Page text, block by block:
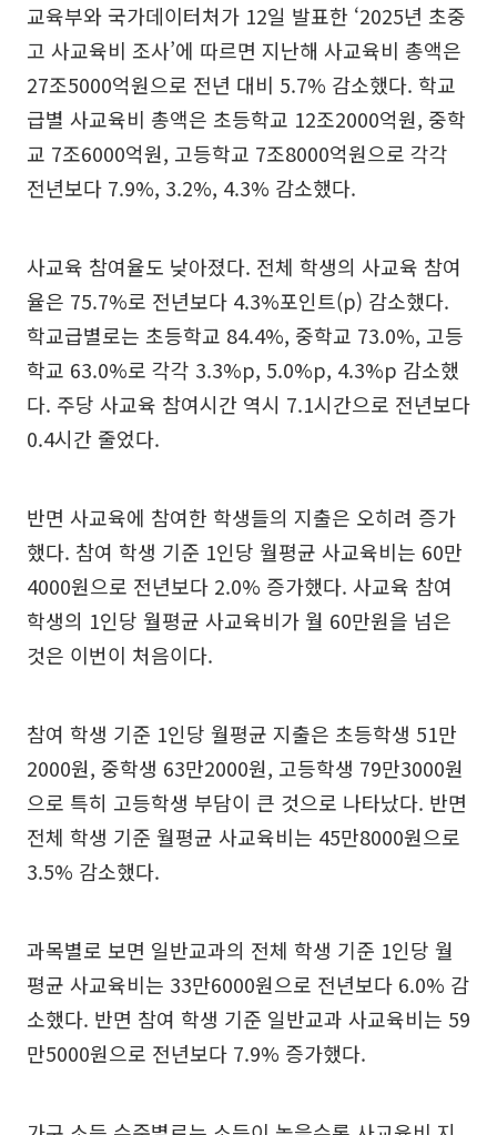
교육부와 국가데이터처가 12일 발표한 ‘2025년 초중
고 사교육비 조사’에 따르면 지난해 사교육비 총액은
27조5000억원으로 전년 대비 5.7% 감소했다. 학교
급별 사교육비 총액은 초등학교 12조2000억원, 중학
교 7조6000억원, 고등학교 7조8000억원으로 각각
전년보다 7.9%, 3.2%, 4.3% 감소했다.
사교육 참여율도 낮아졌다. 전체 학생의 사교육 참여
율은 75.7%로 전년보다 4.3%포인트(p) 감소했다.
학교급별로는 초등학교 84.4%, 중학교 73.0%, 고등
학교 63.0%로 각각 3.3%p, 5.0%p, 4.3%p 감소했
다. 주당 사교육 참여시간 역시 7.1시간으로 전년보다
0.4시간 줄었다.
반면 사교육에 참여한 학생들의 지출은 오히려 증가
했다. 참여 학생 기준 1인당 월평균 사교육비는 60만
4000원으로 전년보다 2.0% 증가했다. 사교육 참여
학생의 1인당 월평균 사교육비가 월 60만원을 넘은
것은 이번이 처음이다.
참여 학생 기준 1인당 월평균 지출은 초등학생 51만
2000원, 중학생 63만2000원, 고등학생 79만3000원
으로 특히 고등학생 부담이 큰 것으로 나타났다. 반면
전체 학생 기준 월평균 사교육비는 45만8000원으로
3.5% 감소했다.
과목별로 보면 일반교과의 전체 학생 기준 1인당 월
평균 사교육비는 33만6000원으로 전년보다 6.0% 감
소했다. 반면 참여 학생 기준 일반교과 사교육비는 59
만5000원으로 전년보다 7.9% 증가했다.